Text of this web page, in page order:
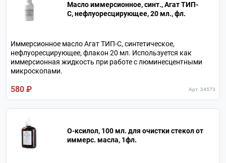
Масло иммерсионное, синт., Агат ТИП-
С, нефлуоресцирующее, 20 мл., фл.
Иммерсионное масло Агат ТИП-С, синтетическое,
нефлуоресцирующее, флакон 20 мл. Используется как
иммерсионная жидкость при работе с люминесцентными
микроскопами.
580 ₽ Арт. 24573
О-ксилол, 100 мл. для очистки стекол от
иммерс. масла, 1фл.